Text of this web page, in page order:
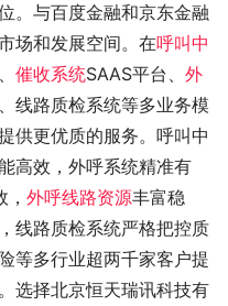
。与百度金融和京东金融
场和发展空间。在呼叫中
、 催收系统SAAS平台、 外
、线路质检系统等多业务模
供更优质的服务。呼叫中
高效，外呼系统精准有
外呼线路资源丰富稳
线路质检系统严格把控质
等多行业超两千家客户提
选择北京恒天瑞讯科技有